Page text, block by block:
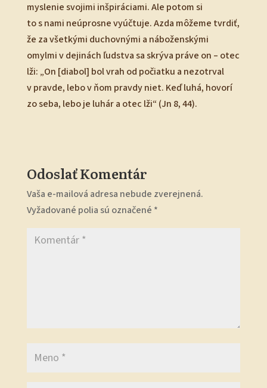
myslenie svo­jimi inšpiráciami. Ale potom si
to s nami neúprosne vyúčtuje. Azda môžeme tvrdiť,
že za všetkými duchovnými a náboženskými
omylmi v dejinách ľudstva sa skrýva práve on – otec
lži: „On [diabol] bol vrah od počiatku a nezotrval
v pravde, lebo v ňom pravdy niet. Keď luhá, hovorí
zo seba, lebo je luhár a otec lži“ (Jn 8, 44).
Odoslať Komentár
Vaša e-mailová adresa nebude zverejnená.
Vyžadované polia sú označené *